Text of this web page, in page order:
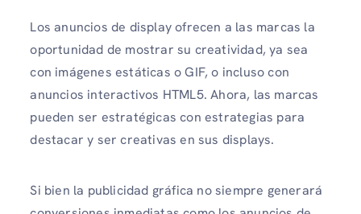
Los anuncios de display ofrecen a las marcas la
oportunidad de mostrar su creatividad, ya sea
con imágenes estáticas o GIF, o incluso con
anuncios interactivos HTML5. Ahora, las marcas
pueden ser estratégicas con estrategias para
destacar y ser creativas en sus displays.
Si bien la publicidad gráfica no siempre generará